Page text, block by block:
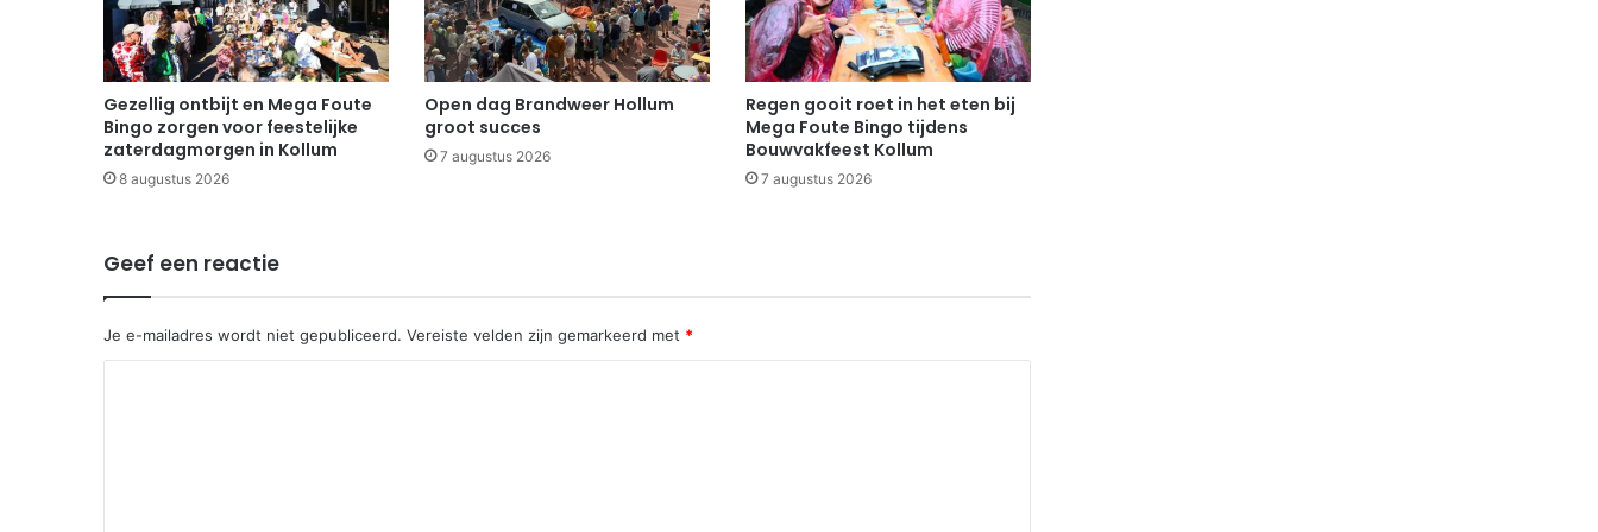
Gezellig ontbijt en Mega Foute
Bingo zorgen voor feestelijke
zaterdagmorgen in Kollum
8 augustus 2026
Open dag Brandweer Hollum
groot succes
7 augustus 2026
Regen gooit roet in het eten bij
Mega Foute Bingo tijdens
Bouwvakfeest Kollum
7 augustus 2026
Geef een reactie
Je e-mailadres wordt niet gepubliceerd. Vereiste velden zijn gemarkeerd met *